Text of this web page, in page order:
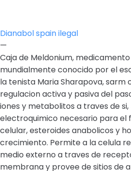
Dianabol spain ilegal
—
Caja de Meldonium,
mundialmente conocido por el
la tenista Maria Sharapova, sarm
regulacion activa y pasiva del
iones y metabolitos a traves de
electroquimico necesario para el
celular, esteroides anabolicos y
crecimiento. Permite a la celula
medio externo a traves de
membrana y provee de sitios de